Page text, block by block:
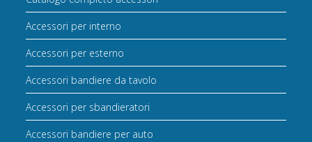
Accessori per interno
Accessori per esterno
Accessori bandiere da tavolo
Accessori per sbandieratori
Accessori bandiere per auto